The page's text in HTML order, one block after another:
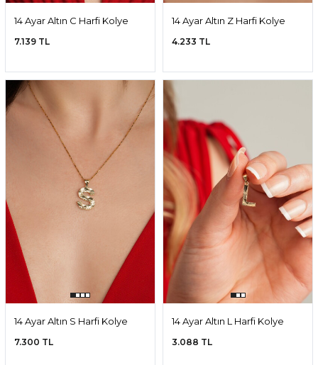
14 Ayar Altın C Harfi Kolye
7.139 TL
14 Ayar Altın Z Harfi Kolye
4.233 TL
14 Ayar Altın S Harfi Kolye
7.300 TL
14 Ayar Altın L Harfi Kolye
3.088 TL